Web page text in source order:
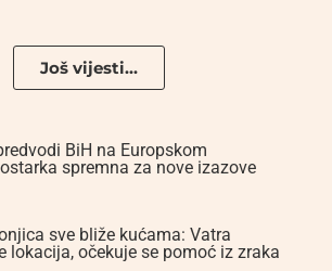
Još vijesti...
BiH na Europskom
spremna za nove izazove
sve bliže kućama: Vatra
lokacija, očekuje se pomoć iz zraka